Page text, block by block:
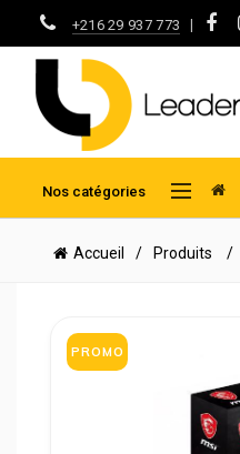
+216 29 937 773 |
Nos catégories
Accueil Produits
PROMO